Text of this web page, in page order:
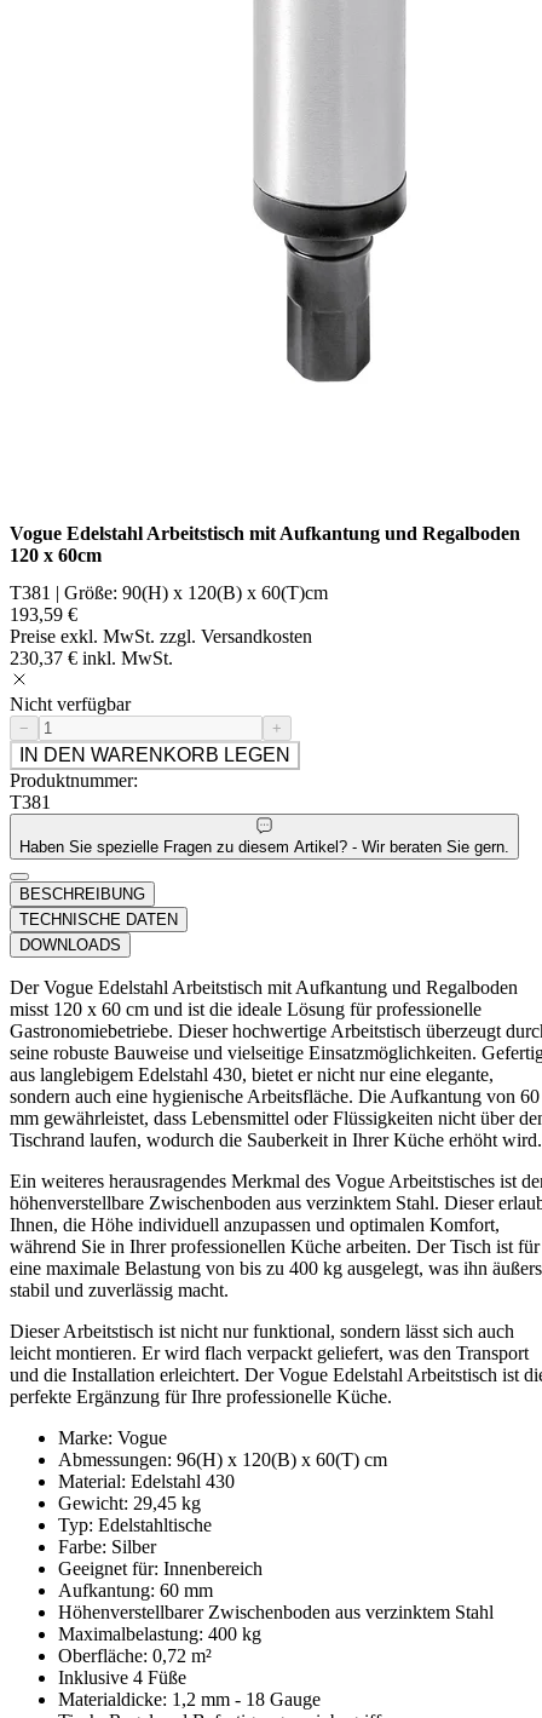
Vogue Edelstahl Arbeitstisch mit Aufkantung und Regalboden
120 x 60cm
T381 | Größe: 90(H) x 120(B) x 60(T)cm
193,59 €
Preise exkl. MwSt. zzgl. Versandkosten
230,37 € inkl. MwSt.
Nicht verfügbar
− +
IN DEN WARENKORB LEGEN
Produktnummer:
T381
Haben Sie spezielle Fragen zu diesem Artikel? - Wir beraten Sie gern.
BESCHREIBUNG
TECHNISCHE DATEN
DOWNLOADS
Der Vogue Edelstahl Arbeitstisch mit Aufkantung und Regalboden
misst 120 x 60 cm und ist die ideale Lösung für professionelle
Gastronomiebetriebe. Dieser hochwertige Arbeitstisch überzeugt
seine robuste Bauweise und vielseitige Einsatzmöglichkeiten.
aus langlebigem Edelstahl 430, bietet er nicht nur eine elegante,
sondern auch eine hygienische Arbeitsfläche. Die Aufkantung von 60
mm gewährleistet, dass Lebensmittel oder Flüssigkeiten nicht über
Tischrand laufen, wodurch die Sauberkeit in Ihrer Küche erhöht wird.
Ein weiteres herausragendes Merkmal des Vogue Arbeitstisches ist
höhenverstellbare Zwischenboden aus verzinktem Stahl. Dieser
Ihnen, die Höhe individuell anzupassen und optimalen Komfort,
während Sie in Ihrer professionellen Küche arbeiten. Der Tisch ist für
eine maximale Belastung von bis zu 400 kg ausgelegt, was ihn
stabil und zuverlässig macht.
Dieser Arbeitstisch ist nicht nur funktional, sondern lässt sich auch
leicht montieren. Er wird flach verpackt geliefert, was den Transport
und die Installation erleichtert. Der Vogue Edelstahl Arbeitstisch ist
perfekte Ergänzung für Ihre professionelle Küche.
Marke: Vogue
Abmessungen: 96(H) x 120(B) x 60(T) cm
Material: Edelstahl 430
Gewicht: 29,45 kg
Typ: Edelstahltische
Farbe: Silber
Geeignet für: Innenbereich
Aufkantung: 60 mm
Höhenverstellbarer Zwischenboden aus verzinktem Stahl
Maximalbelastung: 400 kg
Oberfläche: 0,72 m²
Inklusive 4 Füße
Materialdicke: 1,2 mm - 18 Gauge